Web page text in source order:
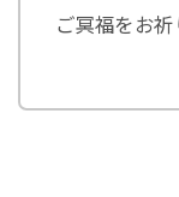
ご冥福をお祈